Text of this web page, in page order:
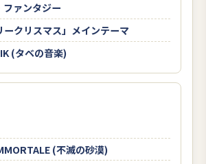
ァンタジー
ークリスマス」メインテーマ
(タベの音楽)
(不滅の砂漠)